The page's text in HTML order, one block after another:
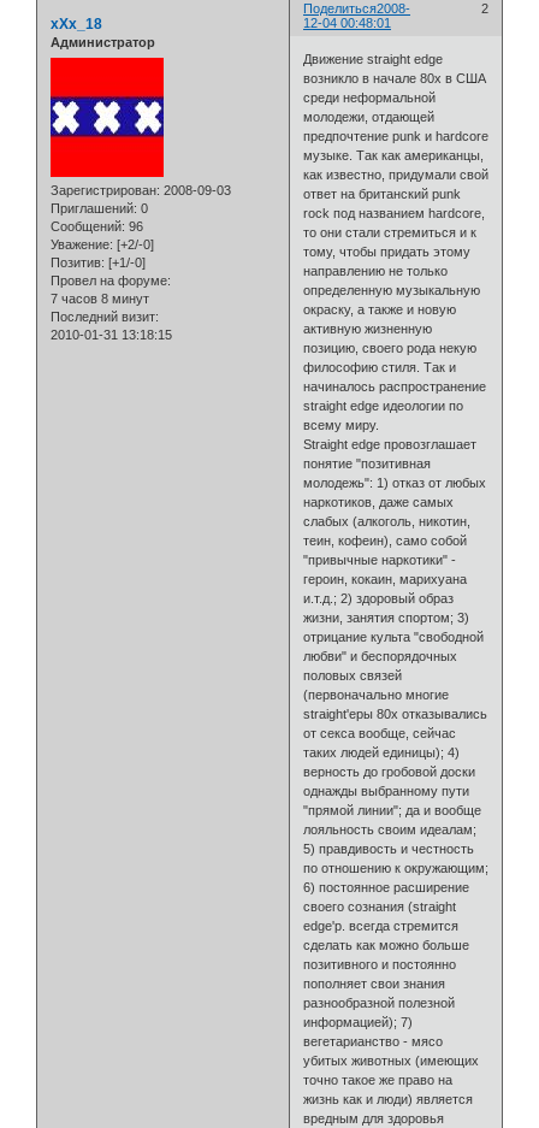
Поделиться 2
2008-
12-04 00:48:01
xXx_18
Администратор
Зарегистрирован: 2008-09-03
Приглашений: 0
Сообщений: 96
Уважение: [+2/-0]
Позитив: [+1/-0]
Провел на форуме:
7 часов 8 минут
Последний визит:
2010-01-31 13:18:15
Движение straight edge
возникло в начале 80х в США
среди неформальной
молодежи, отдающей
предпочтение punk и hardcore
музыке. Так как американцы,
как известно, придумали свой
ответ на британский punk
rock под названием hardcore,
то они стали стремиться и к
тому, чтобы придать этому
направлению не только
определенную музыкальную
окраску, а также и новую
активную жизненную
позицию, своего рода некую
философию стиля. Так и
начиналось распространение
straight edge идеологии по
всему миру.
Straight edge провозглашает
понятие "позитивная
молодежь": 1) отказ от любых
наркотиков, даже самых
слабых (алкоголь, никотин,
теин, кофеин), само собой
"привычные наркотики" -
героин, кокаин, марихуана
и.т.д.; 2) здоровый образ
жизни, занятия спортом; 3)
отрицание культа "свободной
любви" и беспорядочных
половых связей
(первоначально многие
straight'еры 80х отказывались
от секса вообще, сейчас
таких людей единицы); 4)
верность до гробовой доски
однажды выбранному пути
"прямой линии"; да и вообще
лояльность своим идеалам;
5) правдивость и честность
по отношению к окружающим;
6) постоянное расширение
своего сознания (straight
edge'р. всегда стремится
сделать как можно больше
позитивного и постоянно
пополняет свои знания
разнообразной полезной
информацией); 7)
вегетарианство - мясо
убитых животных (имеющих
точно такое же право на
жизнь как и люди) является
вредным для здоровья